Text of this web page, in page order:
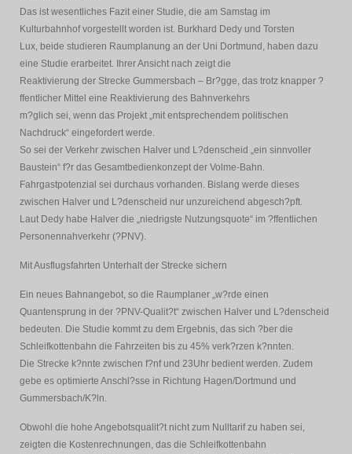
Das ist wesentliches Fazit einer Studie, die am Samstag im
Kulturbahnhof vorgestellt worden ist. Burkhard Dedy und Torsten
Lux, beide studieren Raumplanung an der Uni Dortmund, haben dazu
eine Studie erarbeitet. Ihrer Ansicht nach zeigt die
Reaktivierung der Strecke Gummersbach – Br?gge, das trotz knapper ?
ffentlicher Mittel eine Reaktivierung des Bahnverkehrs
m?glich sei, wenn das Projekt „mit entsprechendem politischen
Nachdruck“ eingefordert werde.
So sei der Verkehr zwischen Halver und L?denscheid „ein sinnvoller
Baustein“ f?r das Gesamtbedienkonzept der Volme-Bahn.
Fahrgastpotenzial sei durchaus vorhanden. Bislang werde dieses
zwischen Halver und L?denscheid nur unzureichend abgesch?pft.
Laut Dedy habe Halver die „niedrigste Nutzungsquote“ im ?ffentlichen
Personennahverkehr (?PNV).
Mit Ausflugsfahrten Unterhalt der Strecke sichern
Ein neues Bahnangebot, so die Raumplaner „w?rde einen
Quantensprung in der ?PNV-Qualit?t“ zwischen Halver und L?denscheid
bedeuten. Die Studie kommt zu dem Ergebnis, das sich ?ber die
Schleifkottenbahn die Fahrzeiten bis zu 45% verk?rzen k?nnten.
Die Strecke k?nnte zwischen f?nf und 23Uhr bedient werden. Zudem
gebe es optimierte Anschl?sse in Richtung Hagen/Dortmund und
Gummersbach/K?ln.
Obwohl die hohe Angebotsqualit?t nicht zum Nulltarif zu haben sei,
zeigten die Kostenrechnungen, das die Schleifkottenbahn